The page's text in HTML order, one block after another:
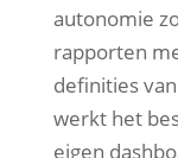
autonomie
rapporten
definities
werkt het
eigen